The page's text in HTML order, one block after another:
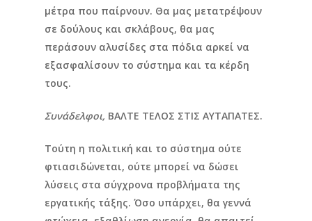
μέτρα που παίρνουν. Θα μας μετατρέψουν
σε δούλους και σκλάβους, θα μας
περάσουν αλυσίδες στα πόδια αρκεί να
εξασφαλίσουν το σύστημα και τα κέρδη
τους.
Συνάδελφοι, ΒΑΛΤΕ ΤΕΛΟΣ ΣΤΙΣ ΑΥΤΑΠΑΤΕΣ.
Τούτη η πολιτική και το σύστημα ούτε
φτιασιδώνεται, ούτε μπορεί να δώσει
λύσεις στα σύγχρονα προβλήματα της
εργατικής τάξης. Όσο υπάρχει, θα γεννά